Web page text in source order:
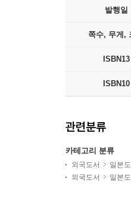
발행일
쪽수, 무게,
ISBN13
ISBN10
관련분류
카테고리 분류
외국도서 일본
외국도서
일본